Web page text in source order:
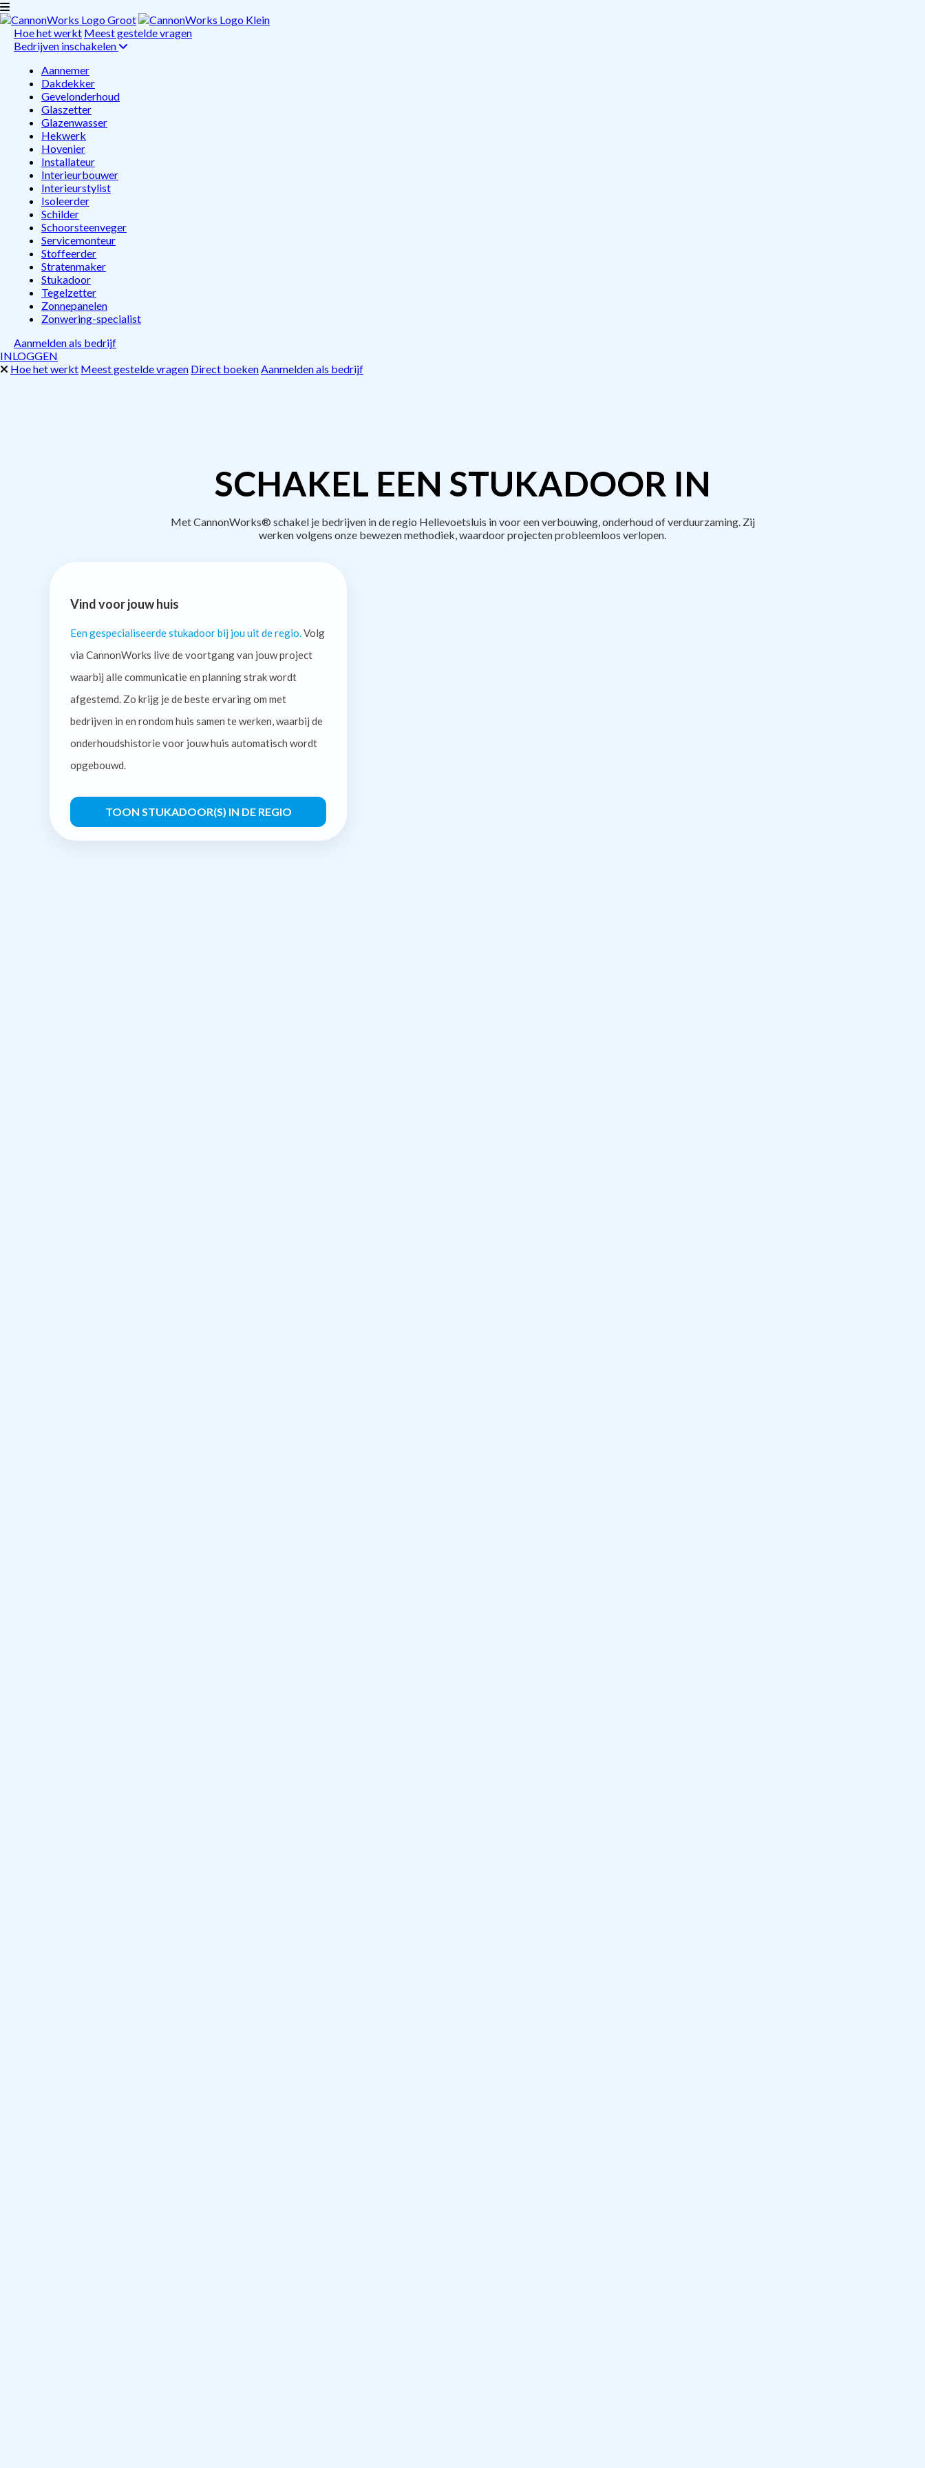
Hoe het werkt Meest gestelde vragen
Bedrijven inschakelen
Aannemer
Dakdekker
Gevelonderhoud
Glaszetter
Glazenwasser
Hekwerk
Hovenier
Installateur
Interieurbouwer
Interieurstylist
Isoleerder
Schilder
Schoorsteenveger
Servicemonteur
Stoffeerder
Stratenmaker
Stukadoor
Tegelzetter
Zonnepanelen
Zonwering-specialist
Aanmelden als bedrijf
INLOGGEN
Hoe het werkt Meest gestelde vragen Direct boekenAanmelden als bedrijf
SCHAKEL EEN STUKADOOR IN
Met CannonWorks® schakel je bedrijven in de regio Hellevoetsluis in voor een verbouwing, onderhoud of verduurzaming. Zij
werken volgens onze bewezen methodiek, waardoor projecten probleemloos verlopen.
Vind voor jouw huis
Een gespecialiseerde stukadoor bij jou uit de regio. Volg
via CannonWorks live de voortgang van jouw project
waarbij alle communicatie en planning strak wordt
afgestemd. Zo krijg je de beste ervaring om met
bedrijven in en rondom huis samen te werken, waarbij de
onderhoudshistorie voor jouw huis automatisch wordt
opgebouwd.
TOON STUKADOOR(S) IN DE REGIO